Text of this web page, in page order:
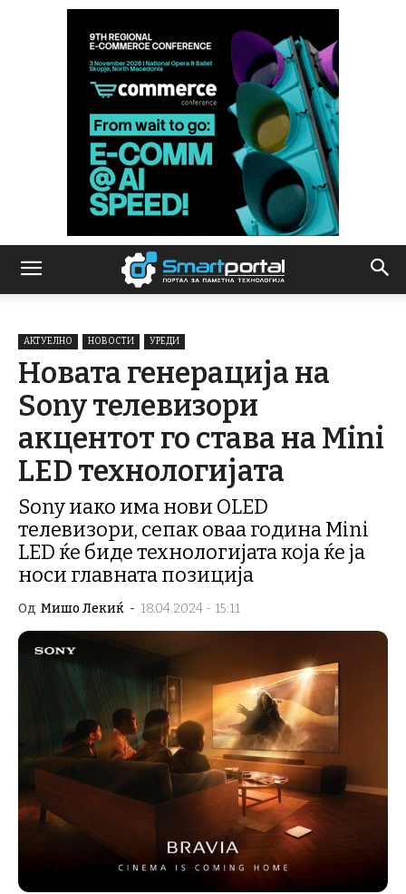
АКТУЕЛНО НОВОСТИ УРЕДИ
Новата генерација на
Sony телевизори
акцентот го става на Mini
LED технологијата
Sony иако има нови OLED
телевизори, сепак оваа година Mini
LED ќе биде технологијата која ќе ја
носи главната позиција
Од Мишо Лекиќ - 18.04.2024 - 15:11